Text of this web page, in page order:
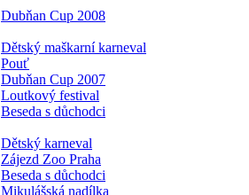
Dubňan Cup 2008
Dětský maškarní karneval
Pouť
Dubňan Cup 2007
Loutkový festival
Beseda s důchodci
Dětský karneval
Zájezd Zoo Praha
Beseda s důchodci
Mikulášská nadílka